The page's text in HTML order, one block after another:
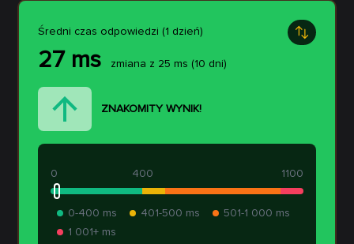
Średni czas odpowiedzi (1 dzień)
27ms zmiana z 25 ms (10 dni)
ZNAKOMITY WYNIK!
400
0 1100
0-400 ms 401-500 ms
501-1 000 ms
1 001+ ms